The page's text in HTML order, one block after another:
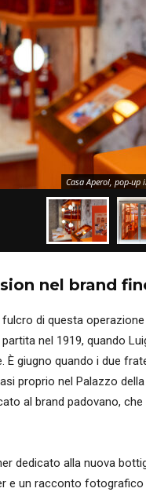
Casa Aperol, pop-
nel brand
di questa
nel 1919, quando
È giugno quando i due
proprio nel Palazzo
al brand padovano,
dedicato alla nuova
e un racconto